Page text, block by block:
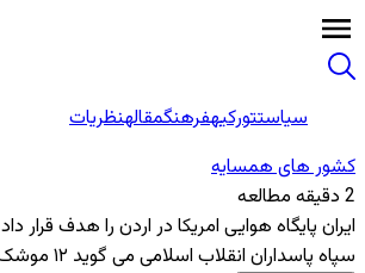
سیاستتورکیهفرهنگمقالهنظریات
کشور های همسایه
2 دقیقه مطالعه
ایران پایگاه هوایی امریکا در اردن را هدف قرار داد
سپاه پاسداران انقلاب اسلامی می ‌گوید ۱۲ موشک بالستیک پایگاه هوایی الازرق را هدف قرار داده ‌اند، که میزبان طیاره های جنگی امریکایی است